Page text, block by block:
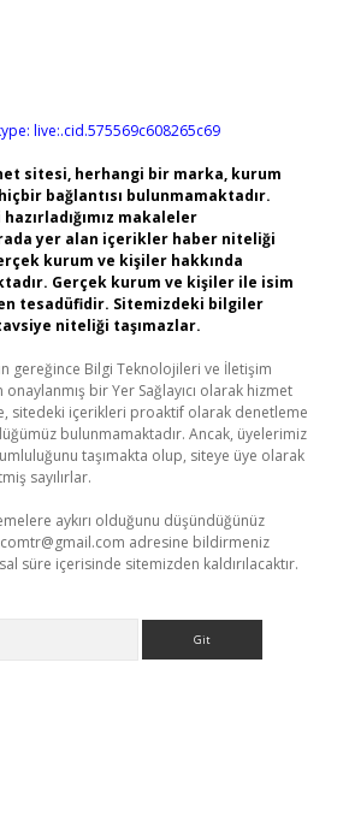
live:.cid.575569c608265c69
sitesi, herhangi bir marka, kurum
bağlantısı bulunmamaktadır.
makaleler
yer alan içerikler haber niteliği
kurum ve kişiler hakkında
Gerçek kurum ve kişiler ile isim
tesadüfidir. Sitemizdeki bilgiler
niteliği taşımazlar.
gereğince Bilgi Teknolojileri ve İletişim
onaylanmış bir Yer Sağlayıcı olarak hizmet
sitedeki içerikleri proaktif olarak denetleme
bulunmamaktadır. Ancak, üyelerimiz
taşımakta olup, siteye üye olarak
sayılırlar.
aykırı olduğunu düşündüğünüz
adresine bildirmeniz
süre içerisinde sitemizden kaldırılacaktır.